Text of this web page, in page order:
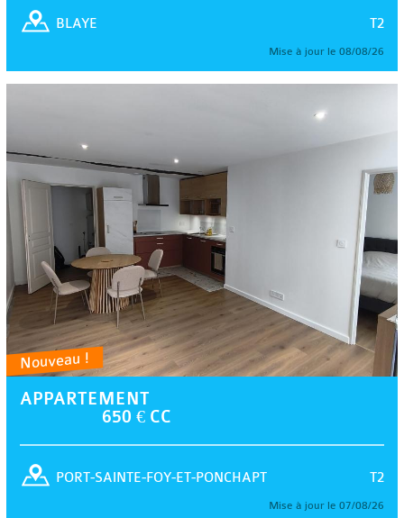
T2
BLAYE
Mise à jour le 08/08/26
Nouveau !
APPARTEMENT
650 € CC
T2
PORT-SAINTE-FOY-ET-PONCHAPT
Mise à jour le 07/08/26